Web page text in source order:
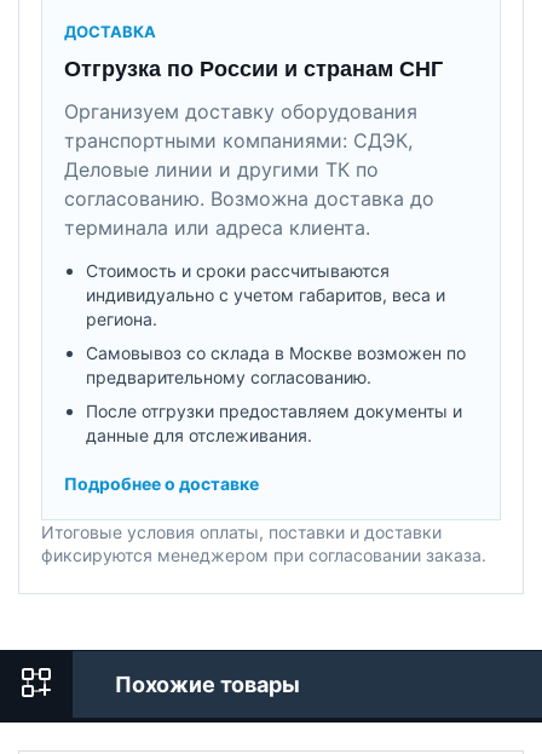
ДОСТАВКА
Отгрузка по России и странам СНГ
Организуем доставку оборудования
транспортными компаниями: СДЭК,
Деловые линии и другими ТК по
согласованию. Возможна доставка до
терминала или адреса клиента.
Стоимость и сроки рассчитываются
индивидуально с учетом габаритов, веса и
региона.
Самовывоз со склада в Москве возможен по
предварительному согласованию.
После отгрузки предоставляем документы и
данные для отслеживания.
Подробнее о доставке
Итоговые условия оплаты, поставки и доставки
фиксируются менеджером при согласовании заказа.
Похожие товары